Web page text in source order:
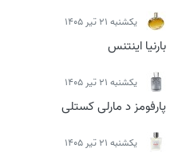
يكشنبه 21 تیر 1405
بارنیا اینتنس
يكشنبه 21 تیر 1405
پارفومز د مارلی کستلی
يكشنبه 21 تیر 1405